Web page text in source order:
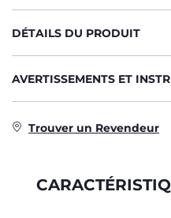
DÉTAILS DU PRODUIT
AVERTISSEMENTS ET
Trouver un Revendeur